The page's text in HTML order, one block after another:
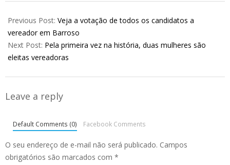
10-
07
Previous Post: Veja a votação de todos os candidatos a
vereador em Barroso
Next Post: Pela primeira vez na história, duas mulheres são
eleitas vereadoras
Leave a reply
Default Comments (0) Facebook Comments
O seu endereço de e-mail não será publicado. Campos
obrigatórios são marcados com *